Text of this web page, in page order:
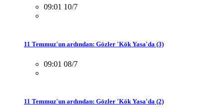
09:01 10/7
11 Temmuz'un ardından: Gözler 'Kök Yasa'da (3)
09:01 08/7
11 Temmuz'un ardından: Gözler 'Kök Yasa'da (2)